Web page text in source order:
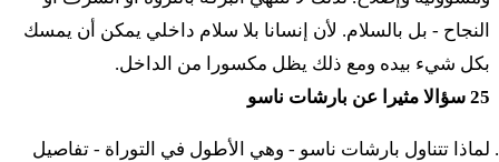
וּמָאתָיִם׃
٤٥ إيلِّه فْقوديه مِشْبّْحوت بْنيه مْراري أَشِر باقاد موشيه
فْأَهَرون عَل بّي أدوناي بْيَد موشيه
النجاح - بل بالسلام. لأن إنسانا بلا سلام داخلي يمكن أن يمسك
بكل شيء بيده ومع ذلك يظل مكسورا من الداخل.
25 سؤالا مثيرا عن بارشات ناسو
لماذا تتناول بارشات ناسو - وهي الأطول في التوراة - تفاصيل